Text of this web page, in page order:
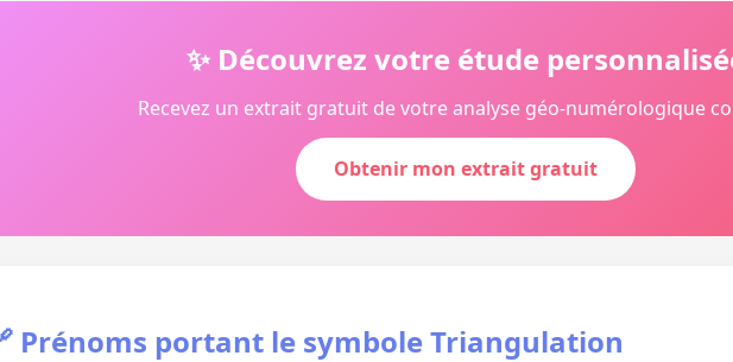
✨ Découvrez votre étude
Recevez un extrait gratuit de votre analyse géo-numérologique
Obtenir mon extrait gratuit
Prénoms portant le symbole Triangulation